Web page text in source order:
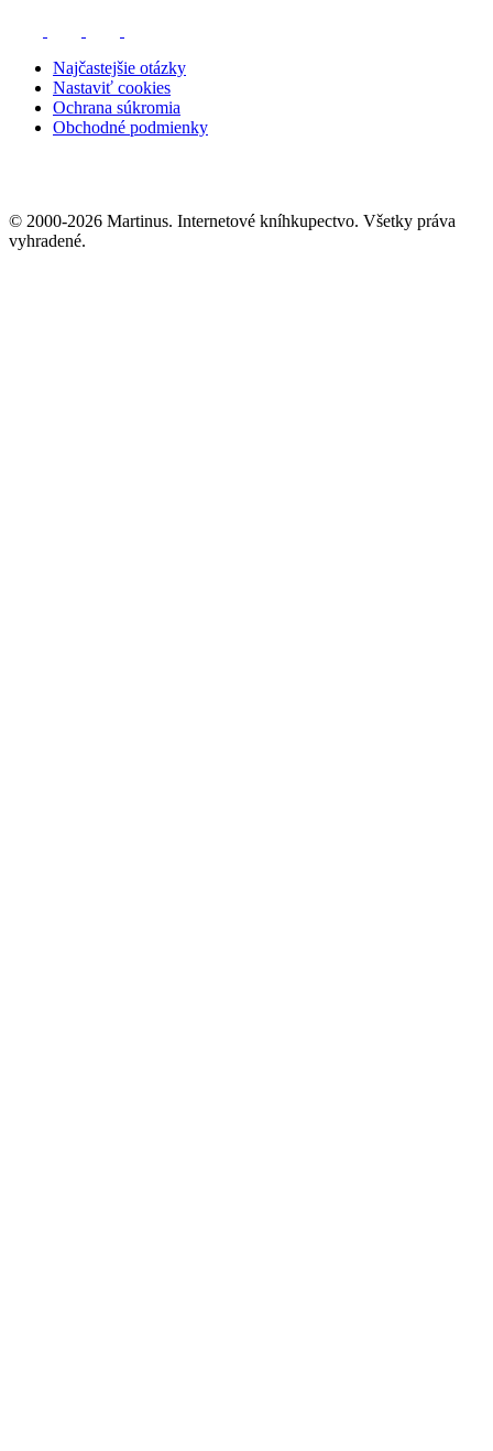
Najčastejšie otázky
Nastaviť cookies
Ochrana súkromia
Obchodné podmienky
© 2000-2026 Martinus. Internetové kníhkupectvo. Všetky práva
vyhradené.